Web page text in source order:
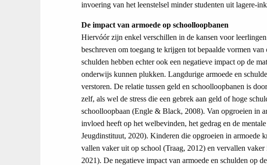
invoering van het leenstelsel minder studenten uit lagere-
De impact van armoede op schoolloopbanen
Hiervóór zijn enkel verschillen in de kansen voor
beschreven om toegang te krijgen tot bepaalde vormen
schulden hebben echter ook een negatieve impact op de
onderwijs kunnen plukken. Langdurige armoede en
verstoren. De relatie tussen geld en schoolloopbanen is
zelf, als wel de stress die een gebrek aan geld of hoge
schoolloopbaan (Engle & Black, 2008). Van opgroeien in
invloed heeft op het welbevinden, het gedrag en de
Jeugdinstituut, 2020). Kinderen die opgroeien in armoede
vallen vaker uit op school (Traag, 2012) en vervallen
2021). De negatieve impact van armoede en schulden op